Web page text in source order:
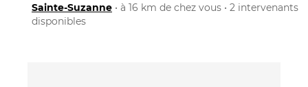
Sainte-Suzanne • à 16 km de chez vous • 2 intervenants
disponibles